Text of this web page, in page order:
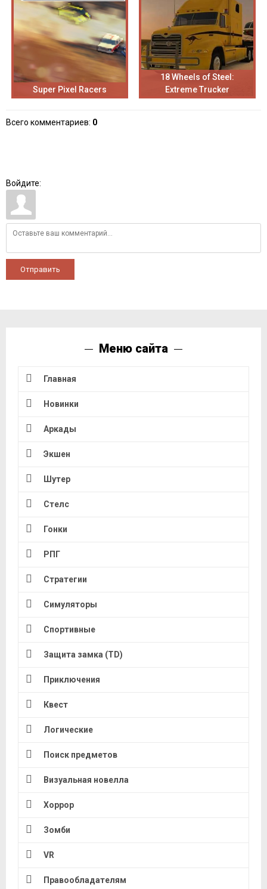
Super Pixel Racers
18 Wheels of Steel:
Extreme Trucker
Всего комментариев: 0
Войдите:
Отправить
Меню сайта
Главная
Новинки
Аркады
Экшен
Шутер
Стелс
Гонки
РПГ
Стратегии
Симуляторы
Спортивные
Защита замка (TD)
Приключения
Квест
Логические
Поиск предметов
Визуальная новелла
Хоррор
Зомби
VR
Правообладателям